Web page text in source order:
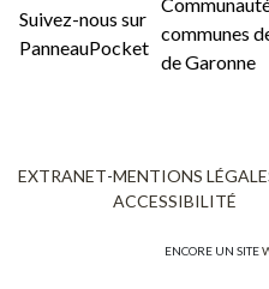
Suivez-nous sur
PanneauPocket
communes
de Garonne
EXTRANET-MENTIONS
ACCESSIBILITÉ
ENCORE UN SITE